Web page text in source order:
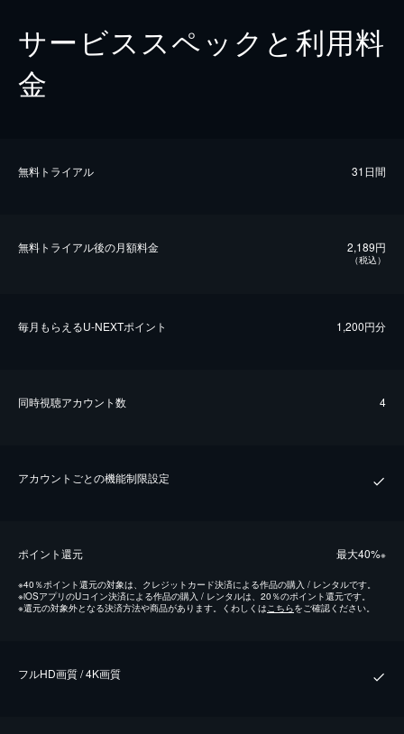
サービススペックと利用料
金
無料トライアル 31日間
無料トライアル後の⽉額料金 2,189円
（税込）
毎⽉もらえるU-NEXTポイント 1,200円分
同時視聴アカウント数 4
アカウントごとの機能制限設定
ポイント還元 最⼤40%※
※40％ポイント還元の対象は、クレジットカード決済による作品の購入 / レンタルです。
※iOSアプリのUコイン決済による作品の購入 / レンタルは、20％のポイント還元です。
※還元の対象外となる決済方法や商品があります。くわしくはこちらをご確認ください。
フルHD画質 / 4K画質